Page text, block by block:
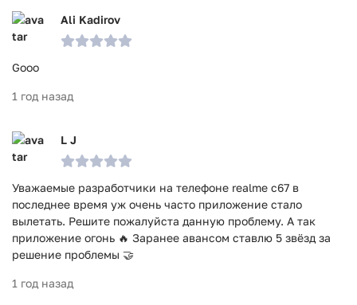
Ali Kadirov
Gooo
1 год назад
L J
Уважаемые разработчики на телефоне realme c67 в
последнее время уж очень часто приложение стало
вылетать. Решите пожалуйста данную проблему. А так
приложение огонь 🔥 Заранее авансом ставлю 5 звёзд за
решение проблемы 🤝
1 год назад